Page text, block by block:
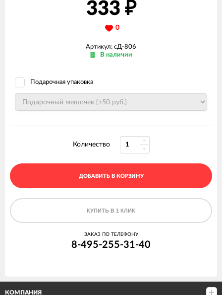
333 ₽
0
Артикул: сД-806
В наличии
Подарочная упаковка
Количество
ДОБАВИТЬ В КОРЗИНУ
КУПИТЬ В 1 КЛИК
ЗАКАЗ ПО ТЕЛЕФОНУ
8-495-255-31-40
КОМПАНИЯ